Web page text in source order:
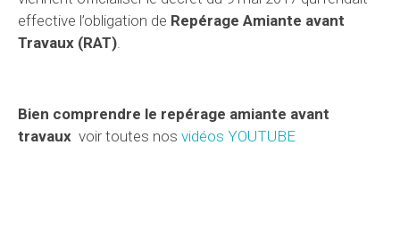
effective l’obligation de Repérage Amiante avant
Travaux (RAT)
Bien comprendre le repérage amiante avant
travaux voir toutes nos vidéos YOUTUBE